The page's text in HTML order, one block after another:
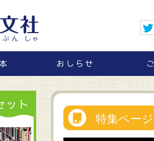
特集ページ